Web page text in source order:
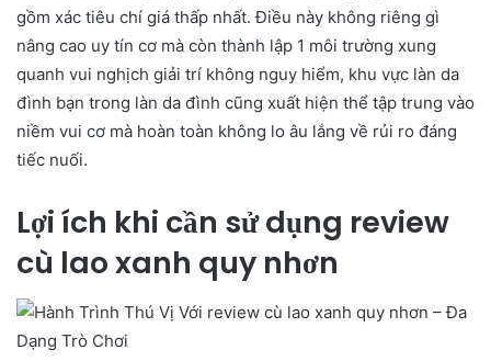
gồm xác tiêu chí giá thấp nhất. Điều này không riêng gì
nâng cao uy tín cơ mà còn thành lập 1 môi trường xung
quanh vui nghịch giải trí không nguy hiểm, khu vực làn da
đình bạn trong làn da đình cũng xuất hiện thể tập trung vào
niềm vui cơ mà hoàn toàn không lo âu lắng về rủi ro đáng
tiếc nuối.
Lợi ích khi cần sử dụng review
cù lao xanh quy nhơn